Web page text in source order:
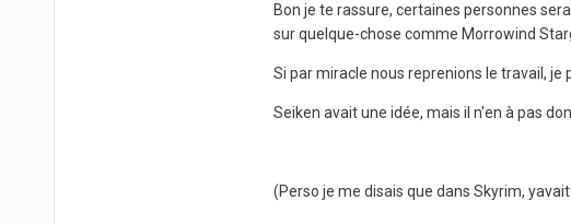
Bon je te rassure, certaines personnes
sur quelque-chose comme Morrowind
Si par miracle nous reprenions le travail,
Seiken avait une idée, mais il n'en à pas
(Perso je me disais que dans Skyrim,